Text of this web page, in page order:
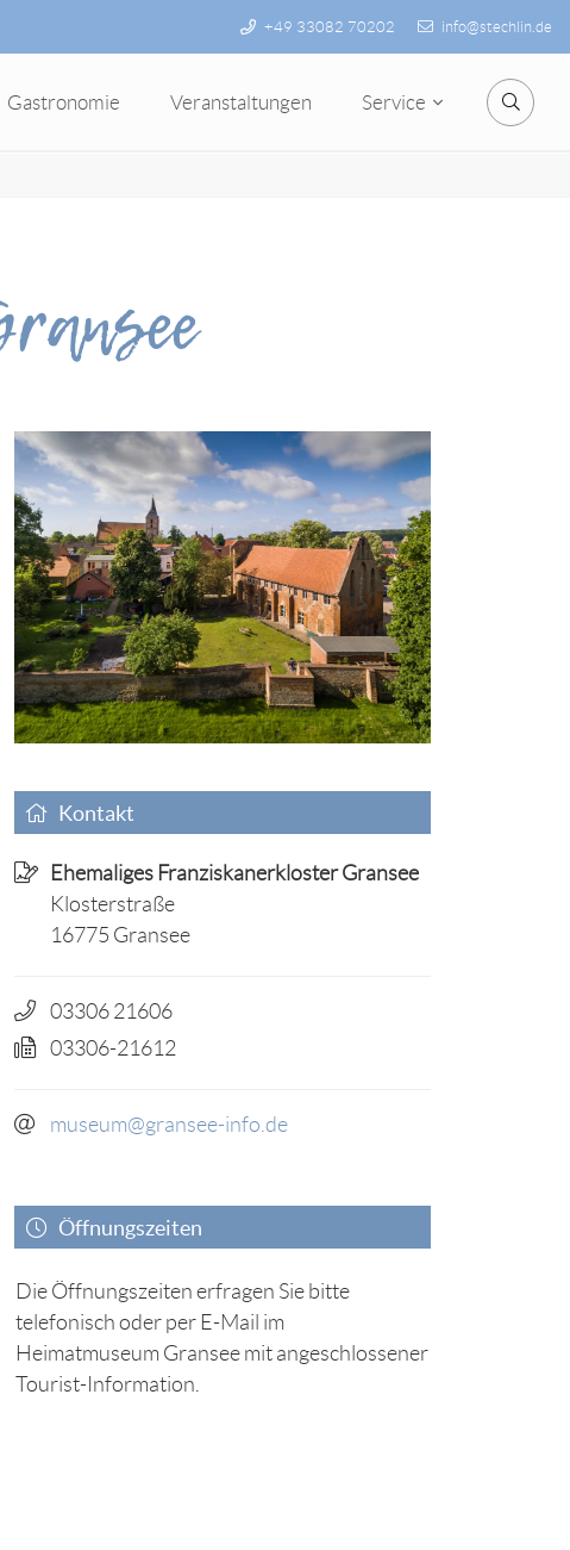
+49 33082 70202 info@stechlin.de
Gastronomie Veranstaltungen Service Suche
Kontakt
Ehemaliges Franziskanerkloster Gransee
Klosterstraße
16775 Gransee
03306 21606
03306-21612
museum@gransee-info.de
Öffnungszeiten
Die Öffnungszeiten erfragen Sie bitte
telefonisch oder per E-Mail im
Heimatmuseum Gransee mit angeschlossener
Tourist-Information.